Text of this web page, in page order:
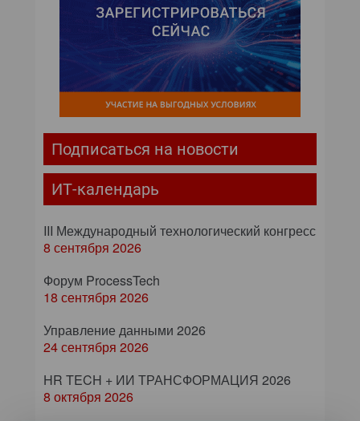
Подписаться на новости
ИТ-календарь
III Международный технологический конгресс
8 сентября 2026
Форум ProcessTech
18 сентября 2026
Управление данными 2026
24 сентября 2026
HR TECH + ИИ ТРАНСФОРМАЦИЯ 2026
8 октября 2026